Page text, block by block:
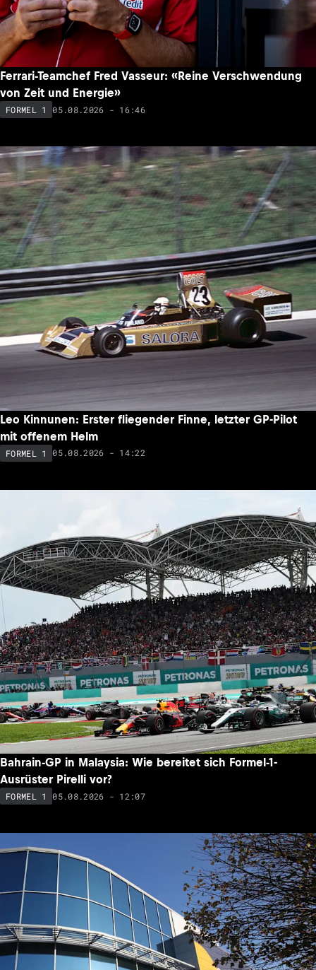
Ferrari-Teamchef Fred Vasseur: «Reine Verschwendung
von Zeit und Energie»
FORMEL 1 05.08.2026 - 16:46
Leo Kinnunen: Erster fliegender Finne, letzter GP-Pilot
mit offenem Helm
FORMEL 1 05.08.2026 - 14:22
Bahrain-GP in Malaysia: Wie bereitet sich Formel-1-
Ausrüster Pirelli vor?
FORMEL 1 05.08.2026 - 12:07